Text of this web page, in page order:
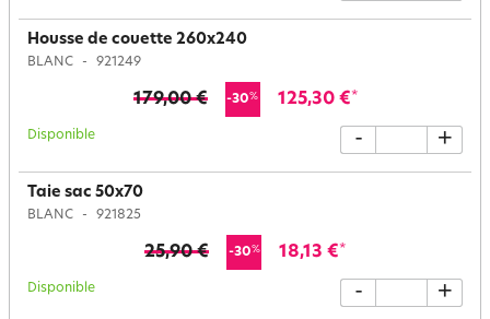
Housse de couette 260x240
BLANC 921249
179,00 € -30% 125,30 €*
Disponible - +
Taie sac 50x70
BLANC 921825
25,90 € -30% 18,13 €*
Disponible - +